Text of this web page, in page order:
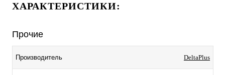
ХАРАКТЕРИСТИКИ:
Прочие
Производитель DeltaPlus